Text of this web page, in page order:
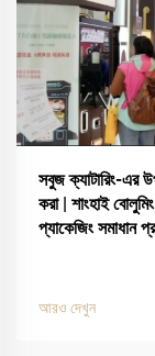
সবুজ ক্যাটারিং-এর
করা | শাংহাই
প্যাকেজিং সমাধান
আরও দেখুন